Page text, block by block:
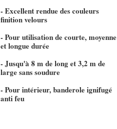
- Excellent rendue des couleurs
finition velours
- Pour utilisation de courte, moyenne
et longue durée
- Jusqu'à 8 m de long et 3,2 m de
large sans soudure
- Pour intérieur, banderole ignifugé
anti feu